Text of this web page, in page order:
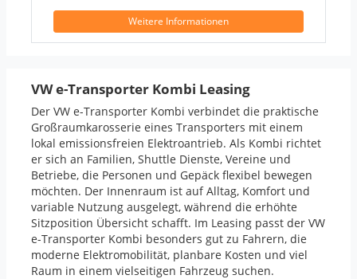
Weitere Informationen
VW e-Transporter Kombi Leasing
Der VW e-Transporter Kombi verbindet die praktische
Großraumkarosserie eines Transporters mit einem
lokal emissionsfreien Elektroantrieb. Als Kombi richtet
er sich an Familien, Shuttle Dienste, Vereine und
Betriebe, die Personen und Gepäck flexibel bewegen
möchten. Der Innenraum ist auf Alltag, Komfort und
variable Nutzung ausgelegt, während die erhöhte
Sitzposition Übersicht schafft. Im Leasing passt der VW
e-Transporter Kombi besonders gut zu Fahrern, die
moderne Elektromobilität, planbare Kosten und viel
Raum in einem vielseitigen Fahrzeug suchen.